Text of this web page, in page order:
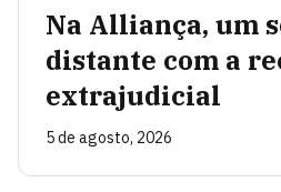
Na Alliança, um
distante com a
extrajudicial
5 de agosto, 2026